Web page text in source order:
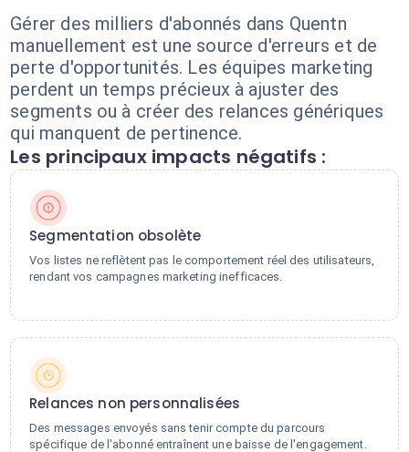
Gérer des milliers d'abonnés dans Quentn
manuellement est une source d'erreurs et de
perte d'opportunités. Les équipes marketing
perdent un temps précieux à ajuster des
segments ou à créer des relances génériques
qui manquent de pertinence.
Les principaux impacts négatifs :
Segmentation obsolète
Vos listes ne reflètent pas le comportement réel des utilisateurs,
rendant vos campagnes marketing inefficaces.
Relances non personnalisées
Des messages envoyés sans tenir compte du parcours
spécifique de l'abonné entraînent une baisse de l'engagement.